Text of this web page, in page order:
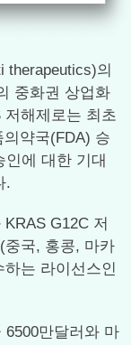
therapeutics)의
중화권 상업화
해제로는 최초
의약국(FDA) 승
에 대한 기대
.
G12C 저
중국, 홍콩, 마카
는 라이선스인
만달러와 마